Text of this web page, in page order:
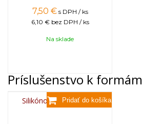
7,50 € s DPH / ks
6,10 € bez DPH / ks
Na sklade
Príslušenstvo k formám
Silikónový sprej 400 ml